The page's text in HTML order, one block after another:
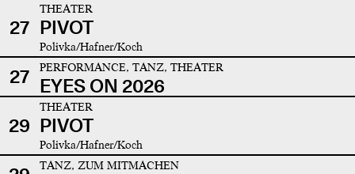
27
THEATER
PIVOT
Polivka/Hafner/Koch
27 PERFORMANCE, TANZ, THEATER
EYES ON 2026
29
THEATER
PIVOT
Polivka/Hafner/Koch
TANZ, ZUM MITMACHEN